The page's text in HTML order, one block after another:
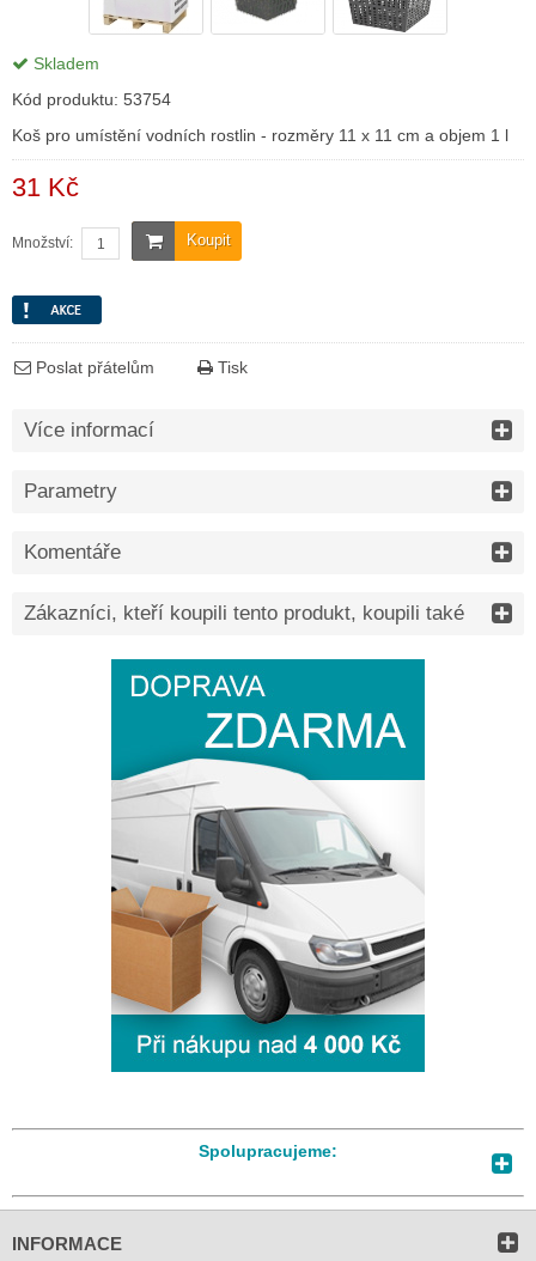
Skladem
Kód produktu: 53754
Koš pro umístění vodních rostlin - rozměry 11 x 11 cm a objem 1 l
31 Kč
Koupit
Množství:
Poslat přátelům Tisk
Více informací
Parametry
Komentáře
Zákazníci, kteří koupili tento produkt, koupili také
Spolupracujeme:
INFORMACE